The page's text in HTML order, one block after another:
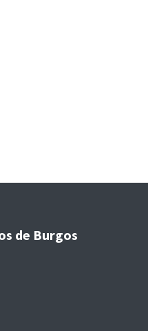
de Burgos